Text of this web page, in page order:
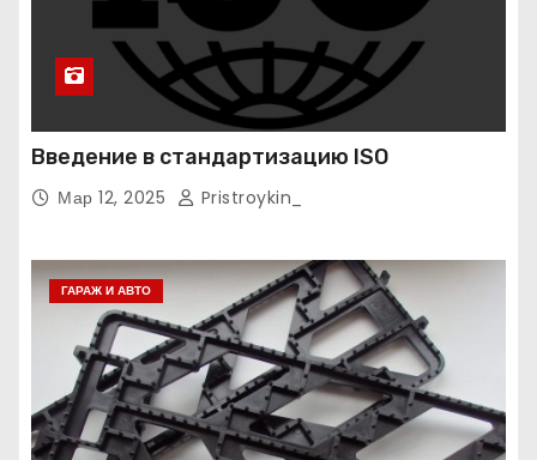
Введение в стандартизацию ISO
Мар 12, 2025 Pristroykin_
ГАРАЖ И АВТО